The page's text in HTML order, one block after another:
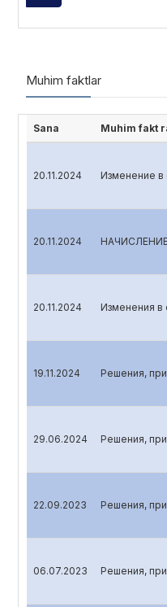
Muhim faktlar
Sana Muhim fakt
20.11.2024 Изменение в
20.11.2024
20.11.2024 Изменения в
19.11.2024 Решения,
29.06.2024 Решения,
22.09.2023 Решения,
06.07.2023 Решения,